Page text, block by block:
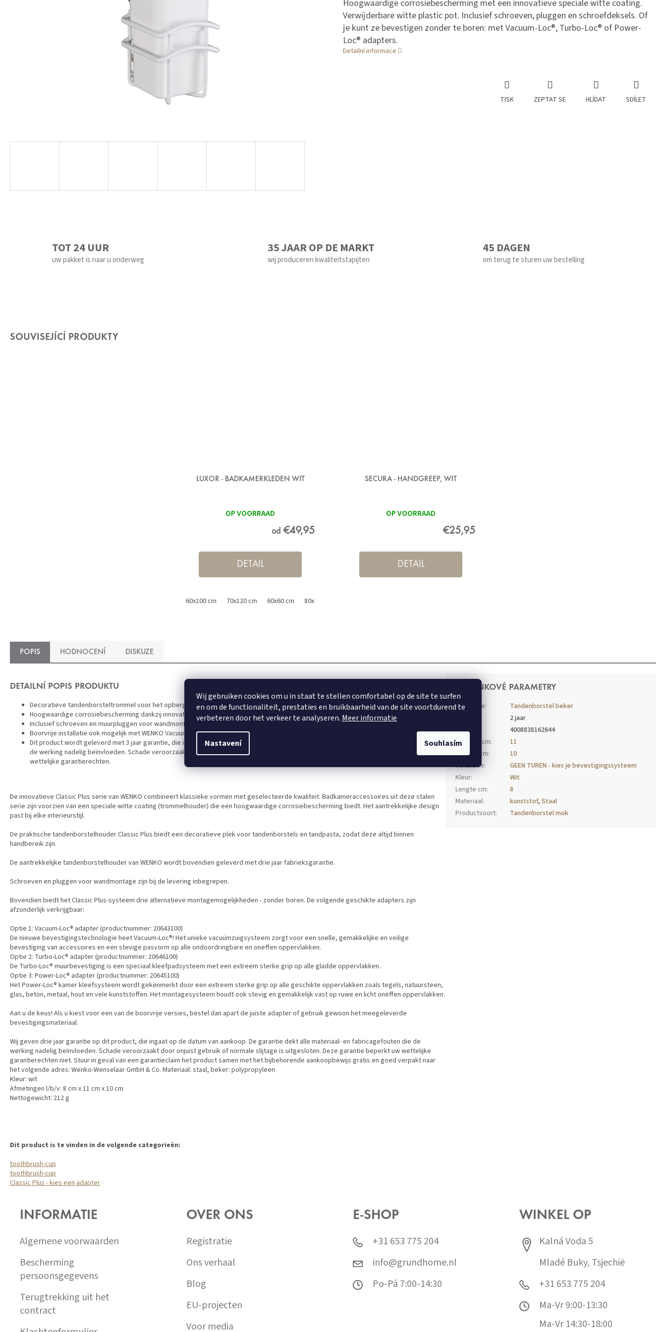
Wij gebruiken cookies om u in staat te stellen comfortabel op de site te surfen
en om de functionaliteit, prestaties en bruikbaarheid van de site voortdurend te
verbeteren door het verkeer te analyseren. Meer informatie
Nastavení Souhlasím
Hoogwaardige corrosiebescherming met een innovatieve speciale witte coating.
Verwijderbare witte plastic pot. Inclusief schroeven, pluggen en schroefdeksels. Of
je kunt ze bevestigen zonder te boren: met Vacuum-Loc®, Turbo-Loc® of Power-
Loc® adapters.
Detailní informace
TISK ZEPTAT SE HLÍDAT SDÍLET
TOT 24 UUR
uw pakket is naar u onderweg
35 JAAR OP DE MARKT
wij produceren kwaliteitstapijten
45 DAGEN
om terug te sturen uw bestelling
SOUVISEJÍCÍ PRODUKTY
LUXOR - BADKAMERKLEDEN WIT
OP VOORRAAD
od €49,95
DETAIL
60x100 cm 70x120 cm 60x60 cm 80x150 cm
SECURA - HANDGREEP, WIT
OP VOORRAAD
€25,95
DETAIL
POPIS HODNOCENÍ DISKUZE
DETAILNÍ POPIS PRODUKTU
Decoratieve tandenborsteltrommel voor het opbergen van tandenborstels en tandpasta, afmetingen (B x H x D): 8 x 11 x 10 cm
Hoogwaardige corrosiebescherming dankzij innovatieve, witte speciale coating
Inclusief schroeven en muurpluggen voor wandmontage
Boorvrije installatie ook mogelijk met WENKO Vacuum-Loc®, Turbo-Loc® en Power-Loc® adapters
Dit product wordt geleverd met 3 jaar garantie, die ingaat op de dag van aankoop. De garantie dekt alle materiaal- en fabricagefouten die
de werking nadelig beïnvloeden. Schade veroorzaakt door onjuist gebruik of normale slijtage is uitgesloten. De garantie beperkt dus niet je
wettelijke garantierechten.
De innovatieve Classic Plus serie van WENKO combineert klassieke vormen met geselecteerde kwaliteit. Badkameraccessoires uit deze stalen
serie zijn voorzien van een speciale witte coating (trommelhouder) die een hoogwaardige corrosiebescherming biedt. Het aantrekkelijke design
past bij elke interieurstijl.
De praktische tandenborstelhouder Classic Plus biedt een decoratieve plek voor tandenborstels en tandpasta, zodat deze altijd binnen
handbereik zijn.
De aantrekkelijke tandenborstelhouder van WENKO wordt bovendien geleverd met drie jaar fabrieksgarantie.
Schroeven en pluggen voor wandmontage zijn bij de levering inbegrepen.
Bovendien biedt het Classic Plus-systeem drie alternatieve montagemogelijkheden - zonder boren. De volgende geschikte adapters zijn
afzonderlijk verkrijgbaar:
Optie 1: Vacuum-Loc® adapter (productnummer: 20643100)
De nieuwe bevestigingstechnologie heet Vacuum-Loc®! Het unieke vacuümzuigsysteem zorgt voor een snelle, gemakkelijke en veilige
bevestiging van accessoires en een stevige pasvorm op alle ondoordringbare en oneffen oppervlakken.
Optie 2: Turbo-Loc® adapter (productnummer: 20646100)
De Turbo-Loc® muurbevestiging is een speciaal kleefpadsysteem met een extreem sterke grip op alle gladde oppervlakken.
Optie 3: Power-Loc® adapter (productnummer: 20645100)
Het Power-Loc® kamer kleefsysteem wordt gekenmerkt door een extreem sterke grip op alle geschikte oppervlakken zoals tegels, natuursteen,
glas, beton, metaal, hout en vele kunststoffen. Het montagesysteem houdt ook stevig en gemakkelijk vast op ruwe en licht oneffen oppervlakken.
Aan u de keus! Als u kiest voor een van de boorvrije versies, bestel dan apart de juiste adapter of gebruik gewoon het meegeleverde
bevestigingsmateriaal.
Wij geven drie jaar garantie op dit product, die ingaat op de datum van aankoop. De garantie dekt alle materiaal- en fabricagefouten die de
werking nadelig beïnvloeden. Schade veroorzaakt door onjuist gebruik of normale slijtage is uitgesloten. Deze garantie beperkt uw wettelijke
garantierechten niet. Stuur in geval van een garantieclaim het product samen met het bijbehorende aankoopbewijs gratis en goed verpakt naar
het volgende adres: Wenko-Wenselaar GmbH & Co. Materiaal: staal, beker: polypropyleen
Kleur: wit
Afmetingen l/b/v: 8 cm x 11 cm x 10 cm
Nettogewicht: 212 g
Dit product is te vinden in de volgende categorieën:
toothbrush-cup
toothbrush-cup
Classic Plus - kies een adapter
DOPLŇKOVÉ PARAMETRY
Kategorie:
Tandenborstel beker
2 jaar
EAN:
4008838162644
Breedte cm:
11
Hoogte cm:
10
Installatie:
GEEN TUREN - kies je bevestigingssysteem
Kleur:
Wit
Lengte cm:
8
Materiaal: kunststof,Staal
Productsoort: Tandenborstel mok
INFORMATIE
Algemene voorwaarden
Bescherming
persoonsgegevens
Terugtrekking uit het
contract
OVER ONS
Registratie
Ons verhaal
Blog
EU-projecten
Voor media
E-SHOP
+31 653 775 204
info@grundhome.nl
Po-Pá 7:00-14:30
WINKEL OP
Kalná Voda 5
Mladé Buky, Tsjechië
+31 653 775 204
Ma-Vr 9:00-13:30
Ma-Vr 14:30-18:00